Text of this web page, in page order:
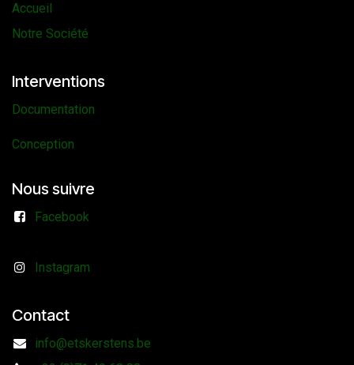
Accueil
Notre Société
Interventions
Documentation
Conception
Nous suivre
Facebook
Instagram
Contact
info@etskerstens.be